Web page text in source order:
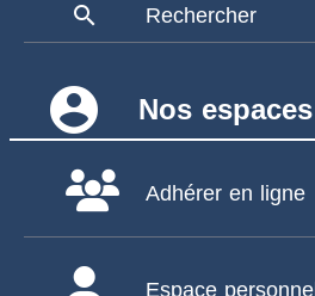
search Rechercher
account_circle Nos espaces
Adhérer en ligne
Espace personnel